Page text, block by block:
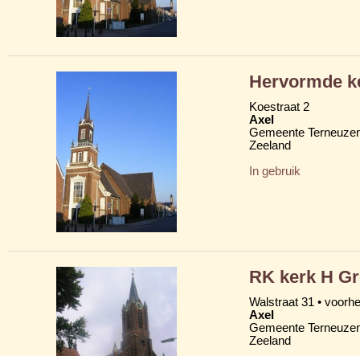
Hervormde
Koestraat 2
Axel
Gemeente
Zeeland
In gebruik
RK kerk H
Walstraat 31 •
Axel
Gemeente
Zeeland